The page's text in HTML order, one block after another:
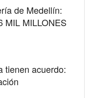
de Medellín:
MIL MILLONES
tienen acuerdo: